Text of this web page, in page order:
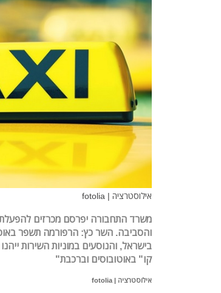
אילוסטרציה | fotolia
משרד התחבורה יפרסם מכרזים להפעלת
והסביבה. השר כץ: הרפורמה תשפר
בישראל, והנוסעים במוניות השירות
קו" באוטובוסים וברכבת"
אילוסטרציה | fotolia